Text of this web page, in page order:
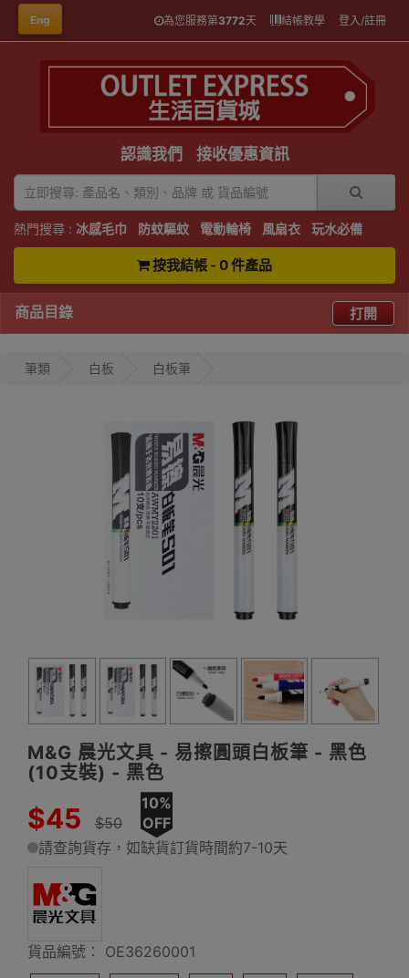
Eng 為您服務第3772天 結帳教學 登入/註冊
認識我們 接收優惠資訊
熱門搜尋 : 冰感毛巾 防蚊驅蚊 電動輪椅 風扇衣 玩水必備
按我結帳 - 0 件產品
商品目錄 打開
筆類 白板 白板筆
M&G 晨光文具 - 易擦圓頭白板筆 - 黑色
(10支裝) - 黑色
$45 $50
10%
OFF
請查詢貨存，如缺貨訂貨時間約7-10天
貨品編號： OE36260001